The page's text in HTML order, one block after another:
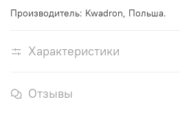
Производитель: Kwadron, Польша.
Характеристики
Отзывы